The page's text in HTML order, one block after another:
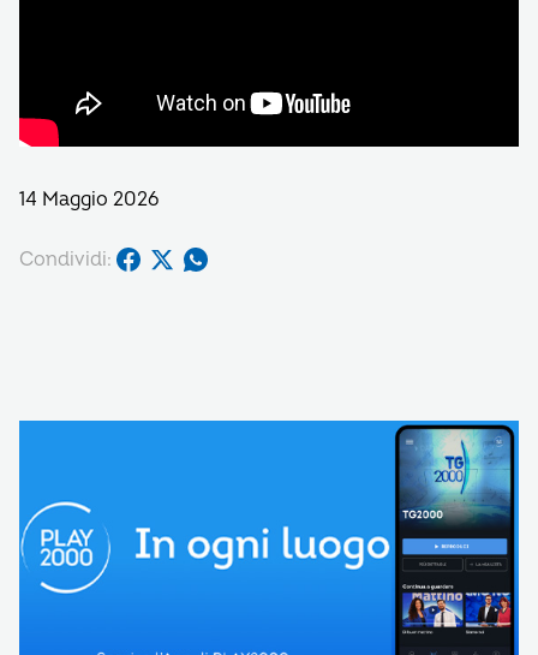
14 Maggio 2026
Condividi: